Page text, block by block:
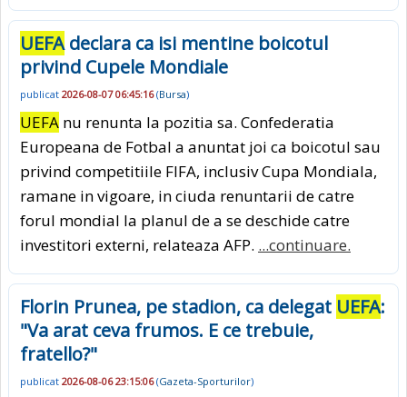
UEFAdeclara ca isi mentine boicotul
privind Cupele Mondiale
publicat 2026-08-07 06:45:16(Bursa)
UEFA nu renunta la pozitia sa. Confederatia
Europeana de Fotbal a anuntat joi ca boicotul sau
privind competitiile FIFA, inclusiv Cupa Mondiala,
ramane in vigoare, in ciuda renuntarii de catre
forul mondial la planul de a se deschide catre
investitori externi, relateaza AFP. ...continuare.
Florin Prunea, pe stadion, ca delegat UEFA:
"Va arat ceva frumos. E ce trebuie,
fratello?"
publicat 2026-08-06 23:15:06(Gazeta-Sporturilor)